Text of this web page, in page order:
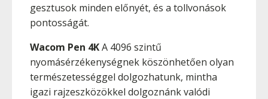
gesztusok minden előnyét, és a tollvonások
pontosságát.
Wacom Pen 4KA 4096 szintű
nyomásérzékenységnek köszönhetően olyan
természetességgel dolgozhatunk, mintha
igazi rajzeszközökkel dolgoznánk valódi